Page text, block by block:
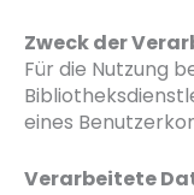
Zweck der
Für die Nutzung
eines
Verarbeitete